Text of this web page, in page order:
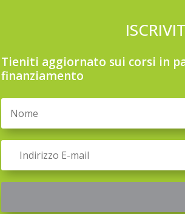
Tieniti aggiornato sui corsi in
finanziamento